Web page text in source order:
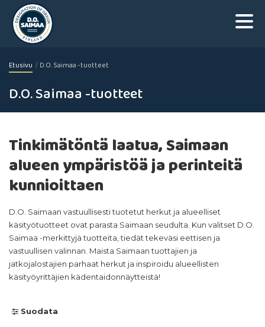
Etusivu D.O. Saimaa -tuotteet
D.O. Saimaa -tuotteet
Tinkimätöntä laatua, Saimaan
alueen ympäristöä ja perinteitä
kunnioittaen
D.O. Saimaan vastuullisesti tuotetut herkut ja alueelliset
käsityötuotteet ovat parasta Saimaan seudulta. Kun valitset D.O.
Saimaa -merkittyjä tuotteita, tiedät tekeväsi eettisen ja
vastuullisen valinnan. Maista Saimaan tuottajien ja
jatkojalostajien parhaat herkut ja inspiroidu alueellisten
käsityöyrittäjien kädentaidonnäytteistä!
Suodata